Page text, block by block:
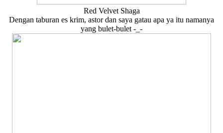
Red Velvet Shaga
Dengan taburan es krim, astor dan saya gatau apa ya itu namanya
yang bulet-bulet -_-